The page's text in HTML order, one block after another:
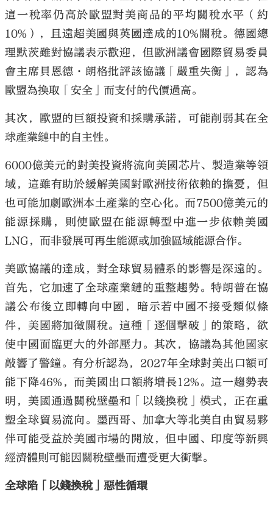
這一稅率仍高於歐盟對美商品的平均關稅水平（約
10%），且遠超美國與英國達成的10%關稅。德國總
理默茨雖對協議表示歡迎，但歐洲議會國際貿易委員
會主席貝恩德·朗格批評該協議「嚴重失衡」，認為
歐盟為換取「安全」而支付的代價過高。
其次，歐盟的巨額投資和採購承諾，可能削弱其在全
球產業鏈中的自主性。
6000億美元的對美投資將流向美國芯片、製造業等領
域，這雖有助於緩解美國對歐洲技術依賴的擔憂，但
也可能加劇歐洲本土產業的空心化。而7500億美元的
能源採購，則使歐盟在能源轉型中進一步依賴美國
LNG，而非發展可再生能源或加強區域能源合作。
美歐協議的達成，對全球貿易體系的影響是深遠的。
首先，它加速了全球產業鏈的重整趨勢。特朗普在協
議公布後立即轉向中國，暗示若中國不接受類似條
件，美國將加徵關稅。這種「逐個擊破」的策略，欲
使中國面臨更大的外部壓力。其次，協議為其他國家
敲響了警鐘。有分析認為，2027年全球對美出口額可
能下降46%，而美國出口額將增長12%。這一趨勢表
明，美國通過關稅壁壘和「以錢換稅」模式，正在重
塑全球貿易流向。墨西哥、加拿大等北美自由貿易夥
伴可能受益於美國市場的開放，但中國、印度等新興
經濟體則可能因關稅壁壘而遭受更大衝擊。
全球陷「以錢換稅」惡性循環